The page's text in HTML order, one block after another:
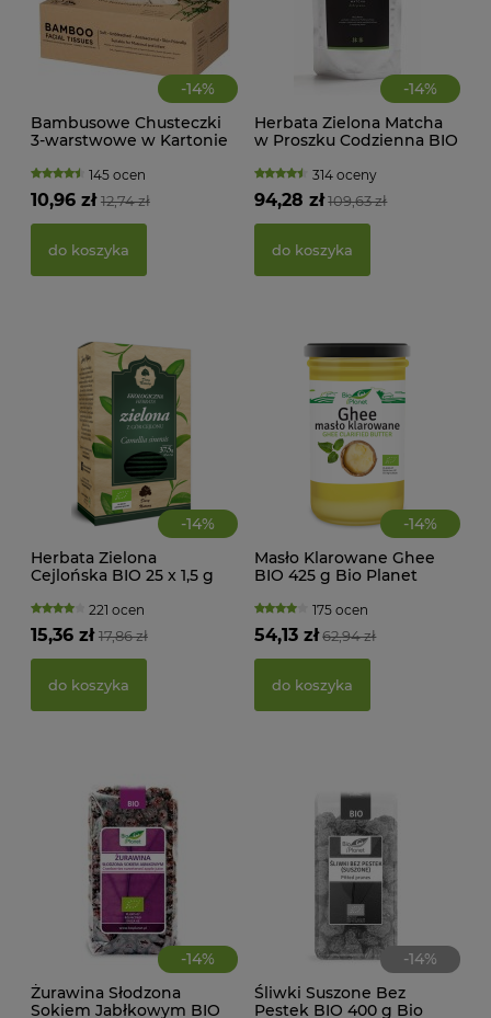
-14%
Bambusowe Chusteczki
3-warstwowe w Kartonie
145 ocen
12,74 zł
10,96 zł
do koszyka
-14%
Herbata Zielona Matcha
w Proszku Codzienna BIO
314 oceny
109,63 zł
94,28 zł
do koszyka
-14%
Herbata Zielona
Cejlońska BIO 25 x 1,5 g
221 ocen
17,86 zł
15,36 zł
do koszyka
-14%
Masło Klarowane Ghee
BIO 425 g Bio Planet
175 ocen
62,94 zł
54,13 zł
do koszyka
-14%
Żurawina Słodzona
Sokiem Jabłkowym BIO
-14%
Śliwki Suszone Bez
Pestek BIO 400 g Bio